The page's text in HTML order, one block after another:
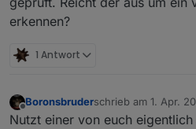
erkennen?
1 Antwort
Offline
Boronsbruderschrieb am 1. Apr.
zuletzt editiert von
Nutzt einer von euch